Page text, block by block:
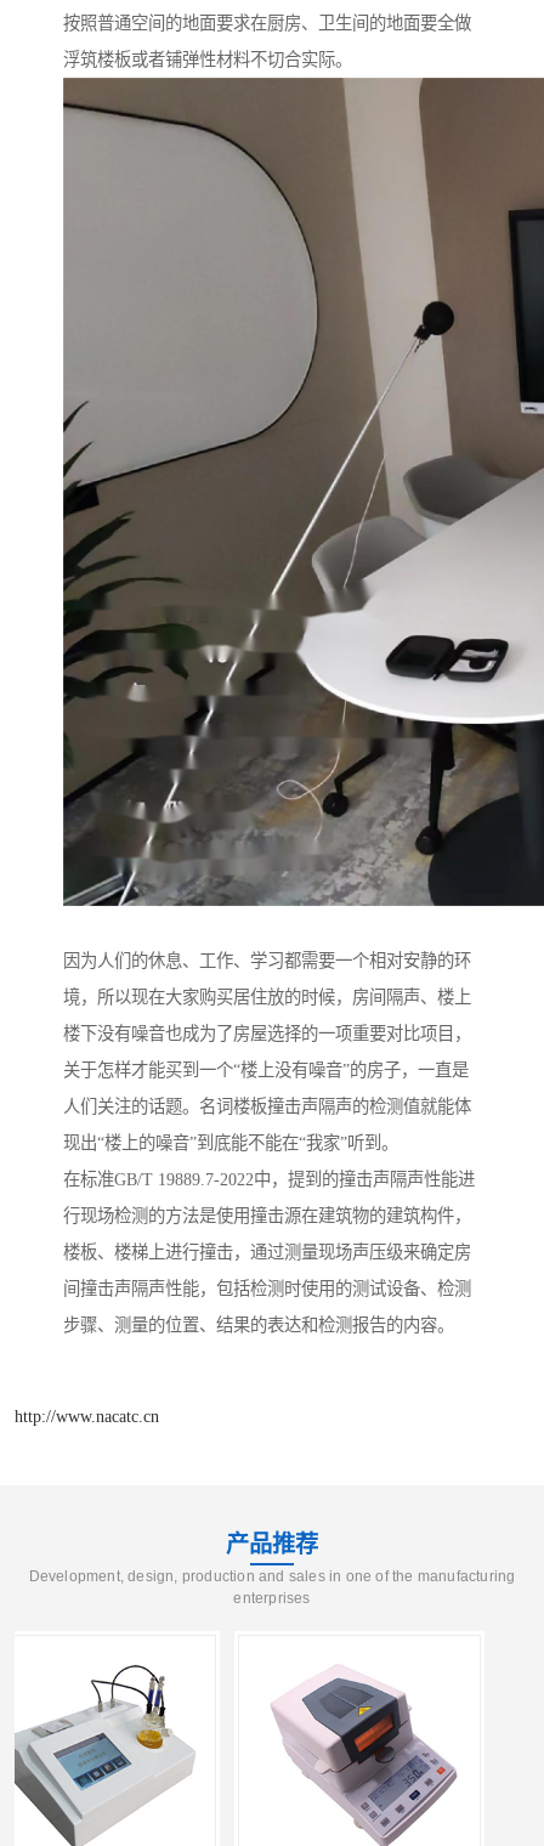
按照普通空间的地面要求在厨房、卫生间的地面要全做
浮筑楼板或者铺弹性材料不切合实际。
因为人们的休息、工作、学习都需要一个相对安静的环
境，所以现在大家购买居住放的时候，房间隔声、楼上
楼下没有噪音也成为了房屋选择的一项重要对比项目，
关于怎样才能买到一个“楼上没有噪音”的房子，一直是
人们关注的话题。名词楼板撞击声隔声的检测值就能体
现出“楼上的噪音”到底能不能在“我家”听到。
在标准GB/T 19889.7-2022中，提到的撞击声隔声性能进
行现场检测的方法是使用撞击源在建筑物的建筑构件，
楼板、楼梯上进行撞击，通过测量现场声压级来确定房
间撞击声隔声性能，包括检测时使用的测试设备、检测
步骤、测量的位置、结果的表达和检测报告的内容。
http://www.nacatc.cn
产品推荐
Development, design, production and sales in one of the manufacturing
enterprises